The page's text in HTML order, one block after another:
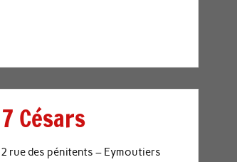
Césars
rue des pénitents – Eymoutiers